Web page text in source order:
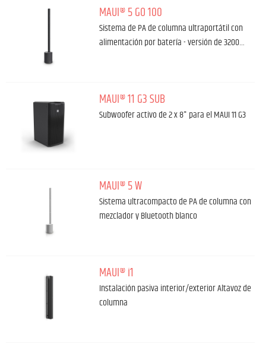
MAUI® 5 GO 100
Sistema de PA de columna ultraportátil con
alimentación por batería - versión de 3200…
MAUI® 11 G3 SUB
Subwoofer activo de 2 x 8" para el MAUI 11 G3
MAUI® 5 W
Sistema ultracompacto de PA de columna con
mezclador y Bluetooth blanco
MAUI® i1
Instalación pasiva interior/exterior Altavoz de
columna